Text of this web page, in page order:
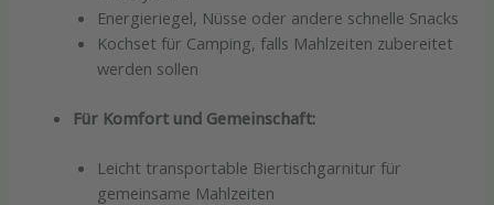
Energieriegel, Nüsse oder andere schnelle Snacks
Kochset für Camping, falls Mahlzeiten zubereitet
werden sollen
Für Komfort und Gemeinschaft:
Leicht transportable Biertischgarnitur für
gemeinsame Mahlzeiten